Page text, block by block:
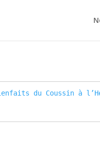
du Coussin à